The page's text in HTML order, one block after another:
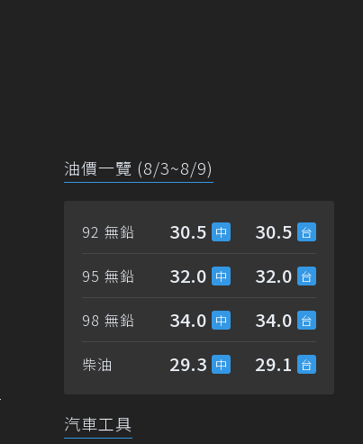
油價一覽 (8/3~8/9)
92 無鉛 30.5 30.5
95 無鉛 32.0 32.0
98 無鉛 34.0 34.0
柴油 29.3 29.1
汽車工具